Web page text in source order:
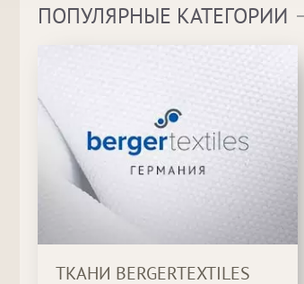
ПОПУЛЯРНЫЕ КАТЕГОРИИ
ТКАНИ BERGERTEXTILES